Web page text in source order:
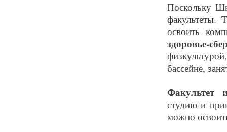
Поскольку
факультеты.
освоить
здоровье-
бассейне,
Факультет
студию и
можно